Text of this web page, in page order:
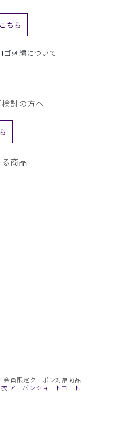
ちら
ゴ刺繍について
討の方へ
商品
会員限定クーポン対象商品
:アーバンショートコート